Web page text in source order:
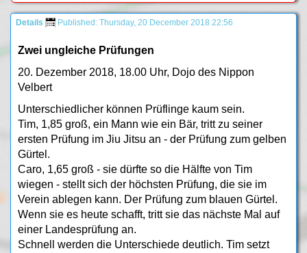
Details Published: Thursday, 20 December 2018 22:56
Zwei ungleiche Prüfungen
20. Dezember 2018, 18.00 Uhr, Dojo des Nippon
Velbert
Unterschiedlicher können Prüflinge kaum sein.
Tim, 1,85 groß, ein Mann wie ein Bär, tritt zu seiner
ersten Prüfung im Jiu Jitsu an - der Prüfung zum gelben
Gürtel.
Caro, 1,65 groß - sie dürfte so die Hälfte von Tim
wiegen - stellt sich der höchsten Prüfung, die sie im
Verein ablegen kann. Der Prüfung zum blauen Gürtel.
Wenn sie es heute schafft, tritt sie das nächste Mal auf
einer Landesprüfung an.
Schnell werden die Unterschiede deutlich. Tim setzt